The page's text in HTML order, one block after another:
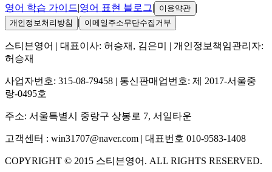
영어 학습 가이드|영어 표현 블로그| 이용약관 |
개인정보처리방침 | 이메일주소무단수집거부
스티븐영어 | 대표이사: 허승재, 김은미
| 개인정보책임관리자:
허승재
사업자번호: 315-08-79458 | 통신판매업번호: 제 2017-서울중
랑-0495호
주소: 서울특별시 중랑구 상봉로 7, 서일타운
고객센터 : win31707@naver.com | 대표번호 010-9583-1408
COPYRIGHT © 2015 스티븐영어 . ALL RIGHTS RESERVED.